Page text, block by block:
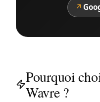
↗
Pourquoi
Wavre ?